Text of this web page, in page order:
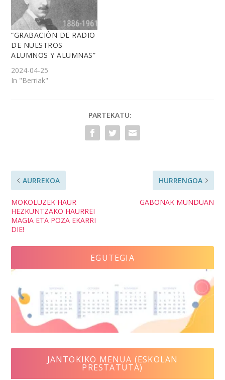
“GRABACIÓN DE RADIO
DE NUESTROS
ALUMNOS Y ALUMNAS”
2024-04-25
In "Berriak"
PARTEKATU:
AURREKOA
MOKOLUZEK HAUR
HEZKUNTZAKO HAURREI
MAGIA ETA POZA EKARRI
DIE!
HURRENGOA
GABONAK MUNDUAN
EGUTEGIA
JANTOKIKO MENUA (ESKOLAN
PRESTATUTA)